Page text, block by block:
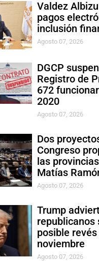
Valdez
pagos
inclusión
Agosto 07, 2026
DGCP
Registro de
672
2020
Agosto 07, 2026
Dos
Congreso
las
Matías
Agosto 07, 2026
Trump
republicanos
posible
noviembre
Agosto 07, 2026